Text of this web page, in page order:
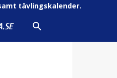
tävlingskalender.